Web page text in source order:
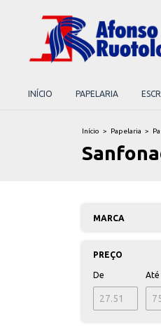
INÍCIO PAPELARIA
Início > Papelaria >
MARCA
PREÇO
De Até